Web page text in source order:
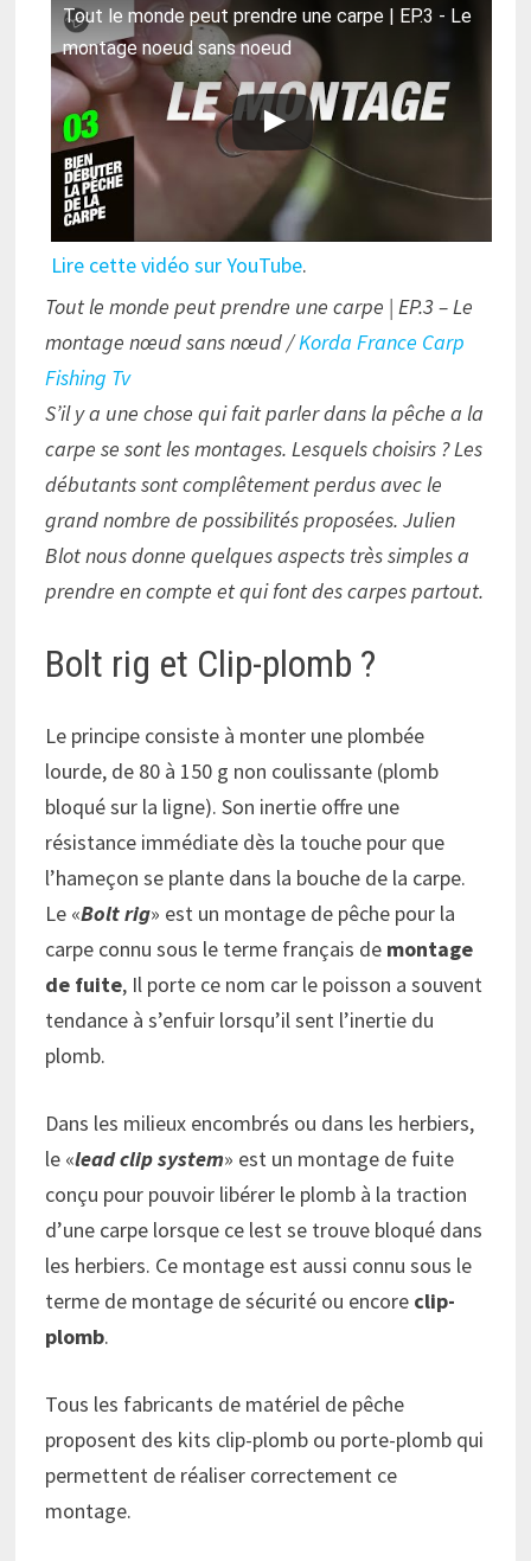
Tout le monde peut prendre une carpe | EP.3 - Le
montage noeud sans noeud
Lire cette vidéo sur YouTube.
Tout le monde peut prendre une carpe | EP.3 – Le
montage nœud sans nœud /Korda France Carp
Fishing Tv
S’il y a une chose qui fait parler dans la pêche a la
carpe se sont les montages. Lesquels choisirs ? Les
débutants sont complêtement perdus avec le
grand nombre de possibilités proposées. Julien
Blot nous donne quelques aspects très simples a
prendre en compte et qui font des carpes partout.
Bolt rig et Clip-plomb ?
Le principe consiste à monter une plombée
lourde, de 80 à 150 g non coulissante (plomb
bloqué sur la ligne). Son inertie offre une
résistance immédiate dès la touche pour que
l’hameçon se plante dans la bouche de la carpe.
Le «Bolt rig» est un montage de pêche pour la
carpe connu sous le terme français de montage
de fuite, Il porte ce nom car le poisson a souvent
tendance à s’enfuir lorsqu’il sent l’inertie du
plomb.
Dans les milieux encombrés ou dans les herbiers,
le «lead clip system» est un montage de fuite
conçu pour pouvoir libérer le plomb à la traction
d’une carpe lorsque ce lest se trouve bloqué dans
les herbiers. Ce montage est aussi connu sous le
terme de montage de sécurité ou encore clip-
plomb.
Tous les fabricants de matériel de pêche
proposent des kits clip-plomb ou porte-plomb qui
permettent de réaliser correctement ce
montage.